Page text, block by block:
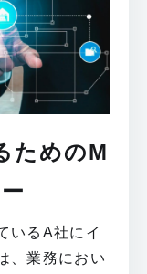
ためのM
いるA社にイ
、業務におい